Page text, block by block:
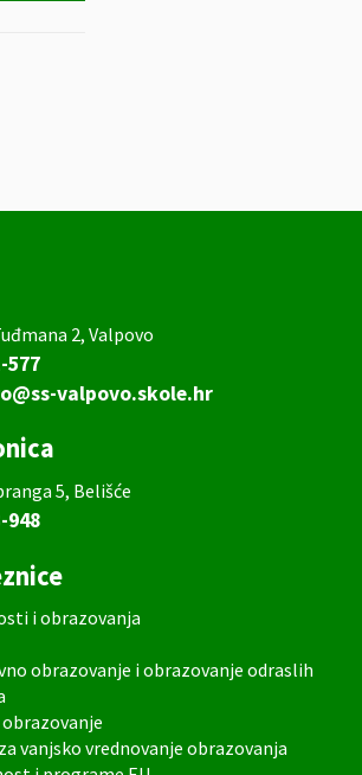
2, Valpovo
577
valpovo.skole.hr
5, Belišće
948
i obrazovanja
obrazovanje i obrazovanje odraslih
vanjsko vrednovanje obrazovanja